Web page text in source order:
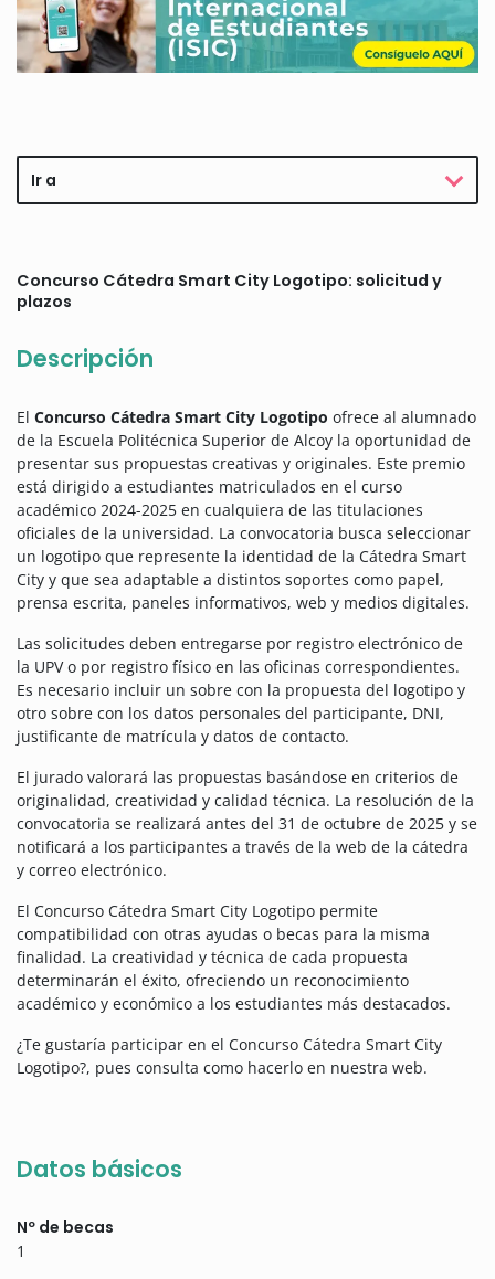
Ir a
Concurso Cátedra Smart City Logotipo: solicitud y
plazos
Descripción
El Concurso Cátedra Smart City Logotipo ofrece al alumnado
de la Escuela Politécnica Superior de Alcoy la oportunidad de
presentar sus propuestas creativas y originales. Este premio
está dirigido a estudiantes matriculados en el curso
académico 2024-2025 en cualquiera de las titulaciones
oficiales de la universidad. La convocatoria busca seleccionar
un logotipo que represente la identidad de la Cátedra Smart
City y que sea adaptable a distintos soportes como papel,
prensa escrita, paneles informativos, web y medios digitales.
Las solicitudes deben entregarse por registro electrónico de
la UPV o por registro físico en las oficinas correspondientes.
Es necesario incluir un sobre con la propuesta del logotipo y
otro sobre con los datos personales del participante, DNI,
justificante de matrícula y datos de contacto.
El jurado valorará las propuestas basándose en criterios de
originalidad, creatividad y calidad técnica. La resolución de la
convocatoria se realizará antes del 31 de octubre de 2025 y se
notificará a los participantes a través de la web de la cátedra
y correo electrónico.
El Concurso Cátedra Smart City Logotipo permite
compatibilidad con otras ayudas o becas para la misma
finalidad. La creatividad y técnica de cada propuesta
determinarán el éxito, ofreciendo un reconocimiento
académico y económico a los estudiantes más destacados.
¿Te gustaría participar en el Concurso Cátedra Smart City
Logotipo?, pues consulta como hacerlo en nuestra web.
Datos básicos
Nº de becas
1